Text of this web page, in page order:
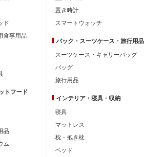
ド
食事用品
トフード
品
ム
置き時計
スマートウォッチ
バック・スーツケース・旅行用品
スーツケース・キャリーバッグ
バッグ
旅行用品
インテリア・ 寝具・収納
寝具
マットレス
枕・抱き枕
ベッド